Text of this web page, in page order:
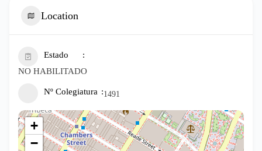
Location
Estado
NO HABILITADO
Nº Colegiatura 1491
+
−